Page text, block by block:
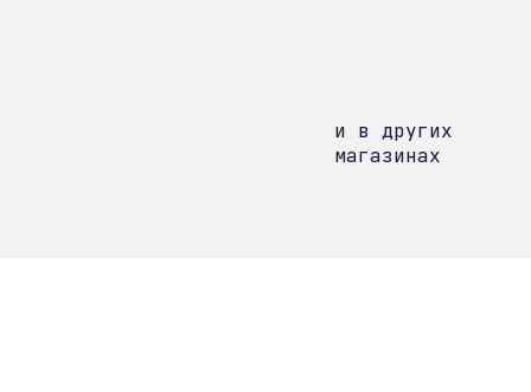
и в других
магазинах